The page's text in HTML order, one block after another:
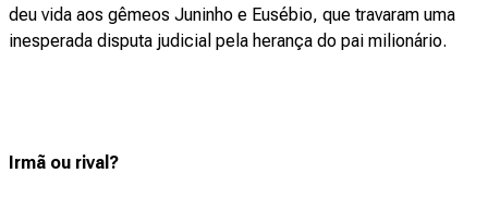
deu vida aos gêmeos Juninho e Eusébio, que travaram uma
inesperada disputa judicial pela herança do pai milionário.
Irmã ou rival?